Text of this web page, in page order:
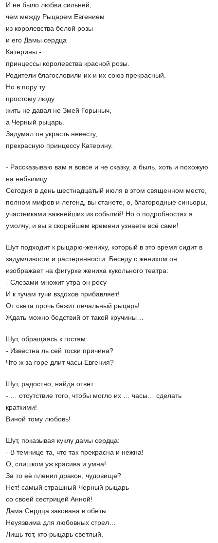
И не было любви сильней,
чем между Рыцарем Евгением
из королевства белой розы
и его Дамы сердца
Катерины -
принцессы королевства красной розы.
Родители благословили их и их союз прекрасный.
Но в пору ту
простому люду
жить не давал не Змей Горыныч,
а Черный рыцарь.
Задумал он украсть невесту,
прекрасную принцессу Катерину.
- Рассказываю вам я вовсе и не сказку, а быль, хоть и похожую
на небылицу.
Сегодня в день шестнадцатый июля в этом священном месте,
полном мифов и легенд, вы станете, о, благородные синьоры,
участниками важнейших из событий! Но о подробностях я
умолчу, и вы в скорейшем времени узнаете всё сами!
Шут подходит к рыцарю-жениху, который в это время сидит в
задумчивости и растерянности. Беседу с женихом он
изображает на фигурке жениха кукольного театра:
- Слезами множит утра он росу
И к тучам тучи вздохов прибавляет!
От света прочь бежит печальный рыцарь!
Ждать можно бедствий от такой кручины…
Шут, обращаясь к гостям:
- Известна ль сей тоски причина?
Что ж за горе длит часы Евгения?
Шут, радостно, найдя ответ:
- … отсутствие того, чтобы могло их … часы… сделать
краткими!
Виной тому любовь!
Шут, показывая куклу дамы сердца:
- В темнице та, что так прекрасна и нежна!
О, слишком уж красива и умна!
За то её пленил дракон, чудовище?
Нет! самый страшный Черный рыцарь
со своей сестрицей Анной!
Дама Сердца закована в обеты…
Неуязвима для любовных стрел…
Лишь тот, кто рыцарь светлый,